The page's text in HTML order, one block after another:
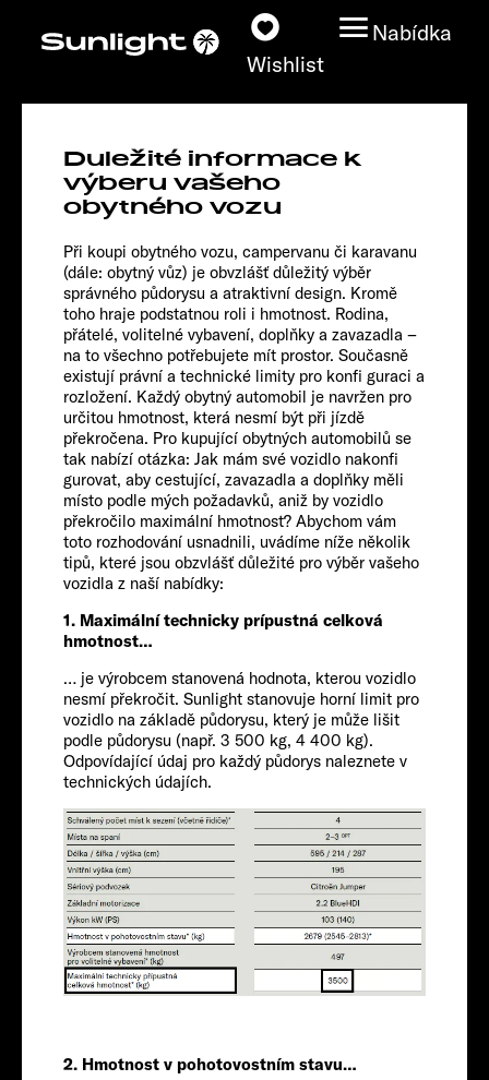
Wishlist
Nabídka
Modely
Vyhledávač vozidel
Vyhledávač prodejců
Prozkoumat
Servis
Duležité informace k
výberu vašeho
obytného vozu
Při koupi obytného vozu, campervanu či karavanu
(dále: obytný vůz) je obvzlášť důležitý výběr
správného půdorysu a atraktivní design. Kromě
toho hraje podstatnou roli i hmotnost. Rodina,
přátelé, volitelné vybavení, doplňky a zavazadla –
na to všechno potřebujete mít prostor. Současně
existují právní a technické limity pro konfi guraci a
rozložení. Každý obytný automobil je navržen pro
určitou hmotnost, která nesmí být při jízdě
překročena. Pro kupující obytných automobilů se
tak nabízí otázka: Jak mám své vozidlo nakonfi
gurovat, aby cestující, zavazadla a doplňky měli
místo podle mých požadavků, aniž by vozidlo
překročilo maximální hmotnost? Abychom vám
toto rozhodování usnadnili, uvádíme níže několik
tipů, které jsou obzvlášť důležité pro výběr vašeho
vozidla z naší nabídky:
1. Maximální technicky prípustná celková
hmotnost…
… je výrobcem stanovená hodnota, kterou vozidlo
nesmí překročit. Sunlight stanovuje horní limit pro
vozidlo na základě půdorysu, který je může lišit
podle půdorysu (např. 3 500 kg, 4 400 kg).
Odpovídající údaj pro každý půdorys naleznete v
technických údajích.
2. Hmotnost v pohotovostním stavu…
V 60Root
Chassis
CITROËN
Cestující
Velikost